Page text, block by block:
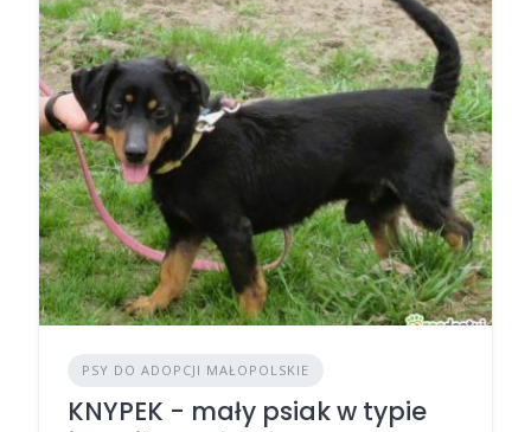
PSY DO ADOPCJI MAŁOPOLSKIE
KNYPEK - mały psiak w typie